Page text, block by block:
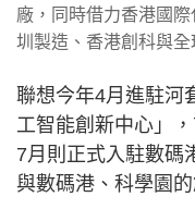
廠，同時借力香港國
圳製造、香港創科與全
聯想今年4月進駐河
工智能創新中心」
7月則正式入駐數碼
與數碼港、科學園